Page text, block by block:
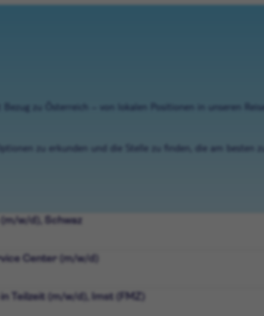
zu Österreich – von lokalen Positionen in unseren
zu erkunden und die Stelle zu finden, die am besten
w/d), Schwaz
Center (m/w/d)
Teilzeit (m/w/d), Imst (FMZ)